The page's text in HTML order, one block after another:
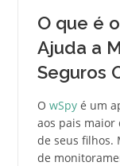
O que é
Ajuda a
Seguros
O wSpyé um
aos pais maior
de seus filhos.
de